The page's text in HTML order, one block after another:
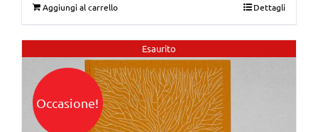
Aggiungi al carrello Dettagli
Esaurito
Occasione!